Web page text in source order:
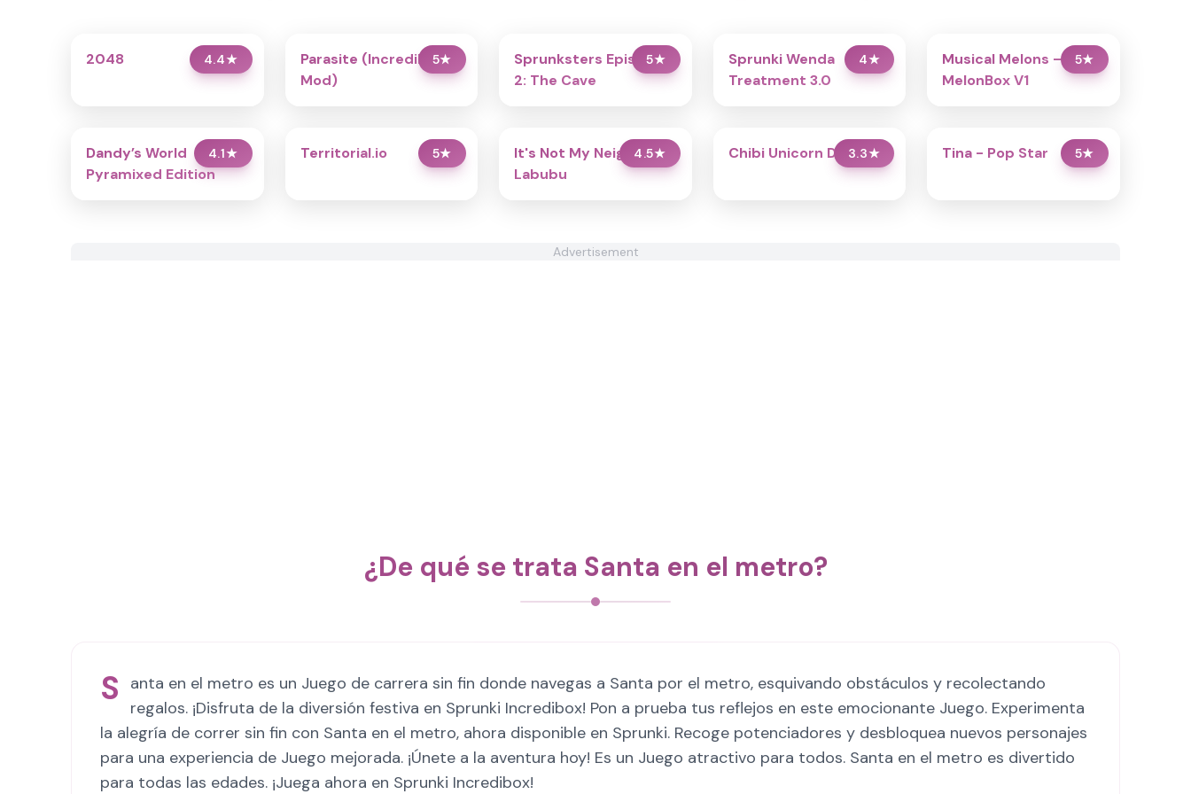
4.4★
2048 5★
Parasite (Incredibox
Mod)
5★
Sprunksters Episode
2: The Cave
4★
Sprunki Wenda
Treatment 3.0
5★
Musical Melons –
MelonBox V1
4.1★
Dandy’s World
Pyramixed Edition
5★
Territorial.io 4.5★
It's Not My Neighbor:
Labubu
3.3★
Chibi Unicorn Dress Up 5★
Tina - Pop Star
Advertisement
¿De qué se trata Santa en el metro?
S
anta en el metro es un Juego de carrera sin fin donde navegas a Santa por el metro, esquivando obstáculos y recolectando
regalos. ¡Disfruta de la diversión festiva en Sprunki Incredibox! Pon a prueba tus reflejos en este emocionante Juego. Experimenta
la alegría de correr sin fin con Santa en el metro, ahora disponible en Sprunki. Recoge potenciadores y desbloquea nuevos personajes
para una experiencia de Juego mejorada. ¡Únete a la aventura hoy! Es un Juego atractivo para todos. Santa en el metro es divertido
para todas las edades. ¡Juega ahora en Sprunki Incredibox!